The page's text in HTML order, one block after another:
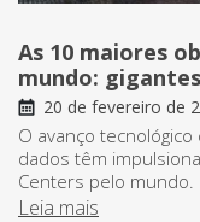
As 10 maiores
mundo:
20 de fevereiro de
O avanço
dados têm
Centers pelo
Leia mais